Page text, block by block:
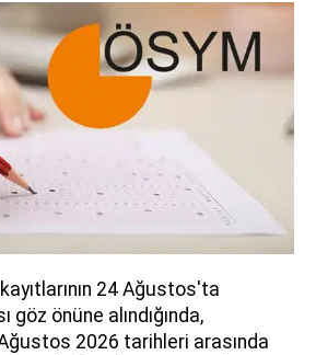
24 Ağustos'ta
önüne alındığında,
2026 tarihleri arasında